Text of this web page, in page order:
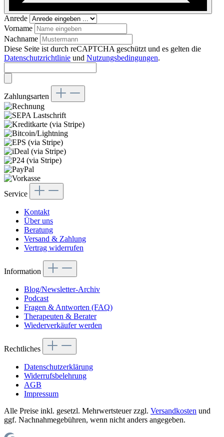
Anrede
Vorname
Nachname
Diese Seite ist durch reCAPTCHA geschützt und es gelten die
Datenschutzrichtlinie und Nutzungsbedingungen.
Zahlungsarten
Service
Kontakt
Über uns
Beratung
Versand & Zahlung
Vertrag widerrufen
Information
Blog/Newsletter-Archiv
Podcast
Fragen & Antworten (FAQ)
Therapeuten & Berater
Wiederverkäufer werden
Rechtliches
Datenschutzerklärung
Widerrufsbelehrung
AGB
Impressum
Alle Preise inkl. gesetzl. Mehrwertsteuer zzgl. Versandkosten und
ggf. Nachnahmegebühren, wenn nicht anders angegeben.